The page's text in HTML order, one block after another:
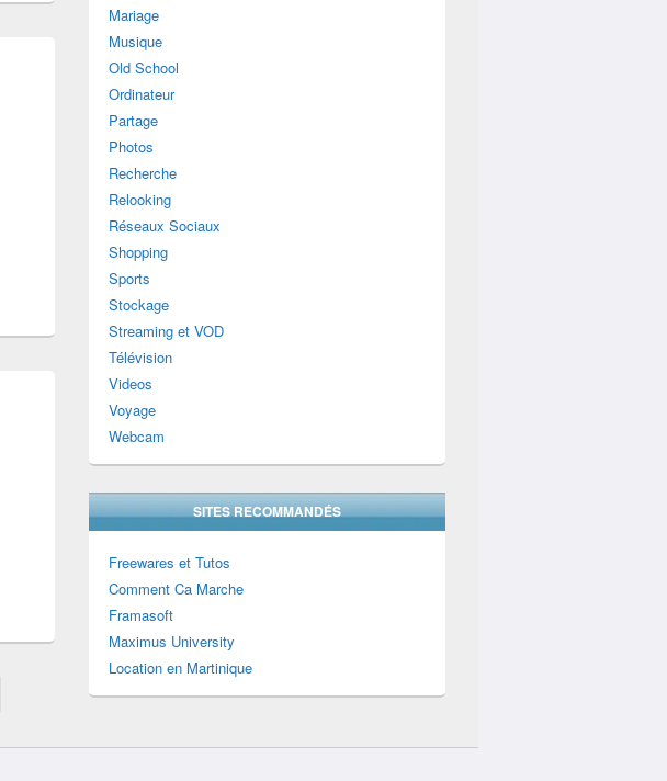
Mariage
Musique
Old School
Ordinateur
Partage
Photos
Recherche
Relooking
Réseaux Sociaux
Shopping
Sports
Stockage
Streaming et VOD
Télévision
Videos
Voyage
Webcam
SITES RECOMMANDÉS
Freewares et Tutos
Comment Ca Marche
Framasoft
Maximus University
Location en Martinique